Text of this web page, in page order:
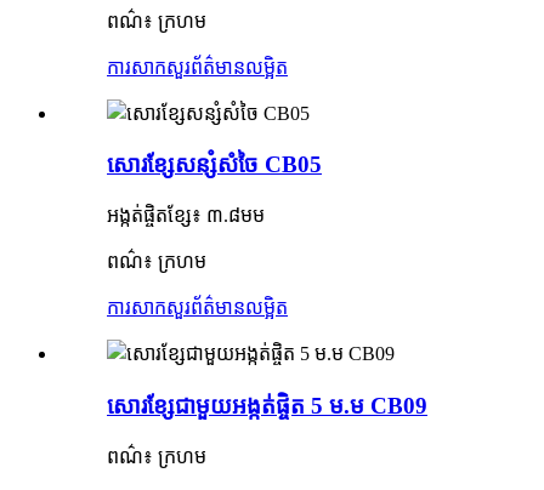
ពណ៌៖ ក្រហម
ការសាកសួរព័ត៌មានលម្អិត
សោរខ្សែសន្សំសំចៃ CB05
អង្កត់ផ្ចិតខ្សែ៖ ៣.៨មម
ពណ៌៖ ក្រហម
ការសាកសួរព័ត៌មានលម្អិត
សោរខ្សែជាមួយអង្កត់ផ្ចិត 5 ម.ម CB09
ពណ៌៖ ក្រហម